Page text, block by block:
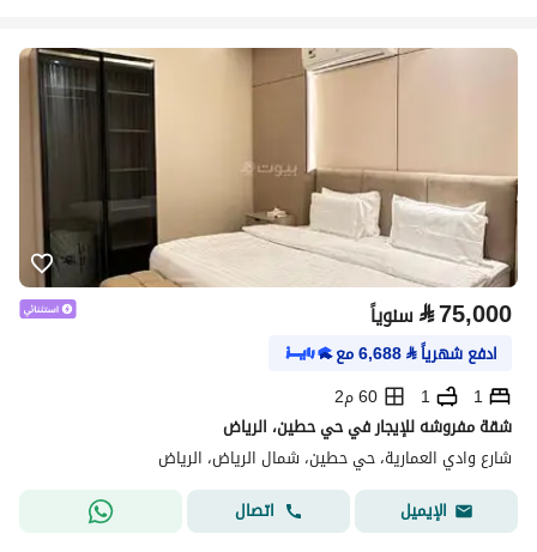
⃁75,000 سنوياً
ادفع شهرياً⃁
6,688مع
1
1
60 م2
شقة مفروشه للإيجار في حي حطين، الرياض
شارع وادي العمارية، حي حطين، شمال الرياض، الرياض
الإيميل
اتصال